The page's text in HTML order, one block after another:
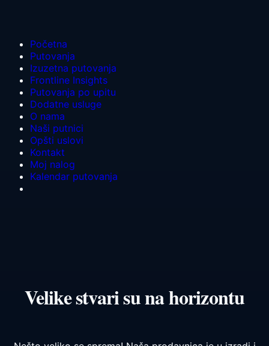
Početna
Putovanja
Izuzetna putovanja
Frontline Insights
Putovanja po upitu
Dodatne usluge
O nama
Naši putnici
Opšti uslovi
Kontakt
Moj nalog
Kalendar putovanja
Velike stvari su na horizontu